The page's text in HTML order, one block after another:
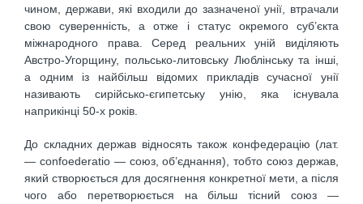
чином, держави, які входили до зазначеної унії, втрачали
свою суверенність, а отже і статус окремого суб’єкта
міжнародного права. Серед реальних уній виділяють
Австро-Угорщину, польсько-литовську Люблінську та інші,
а одним із найбільш відомих прикладів сучасної унії
називають сирійсько-єгипетську унію, яка існувала
наприкінці 50-х років.
До складних держав відносять також конфедерацію (лат.
— confoederatio — союз, об’єднання), тобто союз держав,
який створюється для досягнення конкретної мети, а після
чого або перетворюється на більш тісний союз —